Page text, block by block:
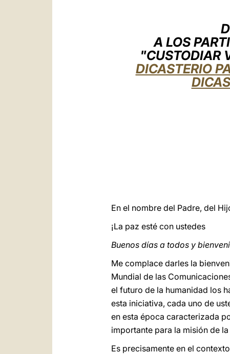
A LOS
"CUSTODIAR
DICASTERIO
En el nombre del Padre, del
¡La paz esté con ustedes
Buenos días a todos y
Me complace darles la
Mundial de las
el futuro de la humanidad los
esta iniciativa, cada uno de
en esta época caracterizada
importante para la misión de
Es precisamente en el